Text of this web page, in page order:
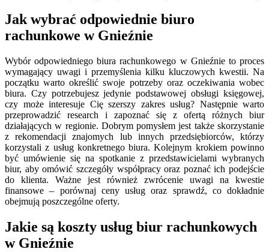
Jak wybrać odpowiednie biuro
rachunkowe w Gnieźnie
Wybór odpowiedniego biura rachunkowego w Gnieźnie to proces
wymagający uwagi i przemyślenia kilku kluczowych kwestii. Na
początku warto określić swoje potrzeby oraz oczekiwania wobec
biura. Czy potrzebujesz jedynie podstawowej obsługi księgowej,
czy może interesuje Cię szerszy zakres usług? Następnie warto
przeprowadzić research i zapoznać się z ofertą różnych biur
działających w regionie. Dobrym pomysłem jest także skorzystanie
z rekomendacji znajomych lub innych przedsiębiorców, którzy
korzystali z usług konkretnego biura. Kolejnym krokiem powinno
być umówienie się na spotkanie z przedstawicielami wybranych
biur, aby omówić szczegóły współpracy oraz poznać ich podejście
do klienta. Ważne jest również zwrócenie uwagi na kwestie
finansowe – porównaj ceny usług oraz sprawdź, co dokładnie
obejmują poszczególne oferty.
Jakie są koszty usług biur rachunkowych
w Gnieźnie